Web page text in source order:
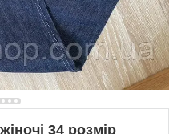
34 розмір